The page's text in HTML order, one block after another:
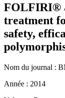
FOLFIRI®
treatment
safety,
Nom du journal :
Année : 2014